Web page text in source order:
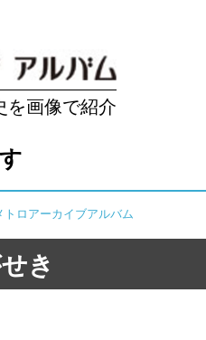
を画像で紹介
ロアーカイブアルバム
き